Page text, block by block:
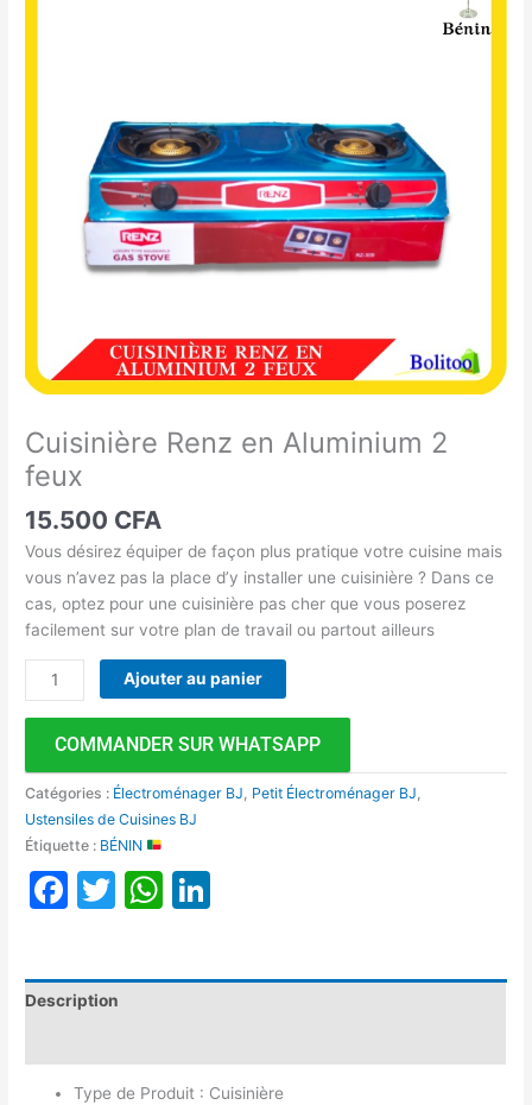
Cuisinière Renz en Aluminium 2
feux
15.500 CFA
Vous désirez équiper de façon plus pratique votre cuisine mais
vous n’avez pas la place d’y installer une cuisinière ? Dans ce
cas, optez pour une cuisinière pas cher que vous poserez
facilement sur votre plan de travail ou partout ailleurs
Ajouter au panier
COMMANDER SUR WHATSAPP
Catégories : Électroménager BJ Petit Électroménager BJ
Ustensiles de Cuisines BJ
Étiquette : BÉNIN
Facebook
TwitterWhatsApp
Description
Type de Produit : Cuisinière